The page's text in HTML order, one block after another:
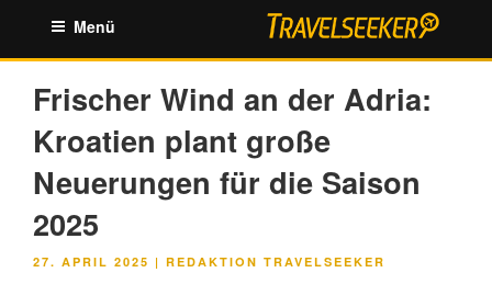
springen
Menü
Frischer Wind an der Adria:
Kroatien plant große
Neuerungen für die Saison
2025
VERÖFFENTLICHT
27. APRIL 2025 | REDAKTION TRAVELSEEKER